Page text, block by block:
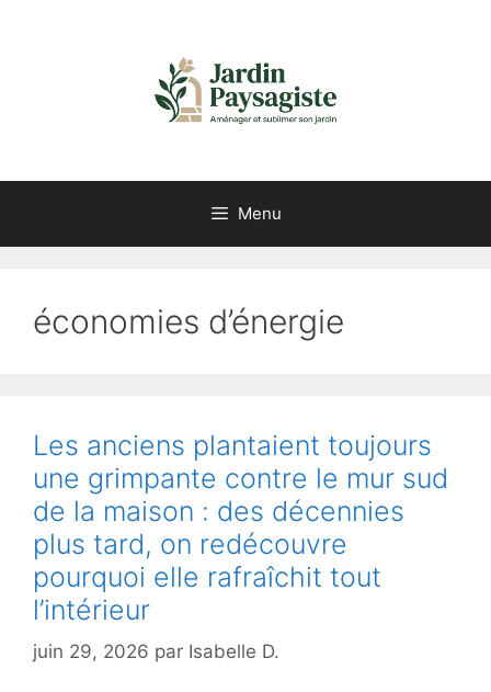
Menu
économies d’énergie
Les anciens plantaient toujours
une grimpante contre le mur sud
de la maison : des décennies
plus tard, on redécouvre
pourquoi elle rafraîchit tout
l’intérieur
juin 29, 2026 par Isabelle D.